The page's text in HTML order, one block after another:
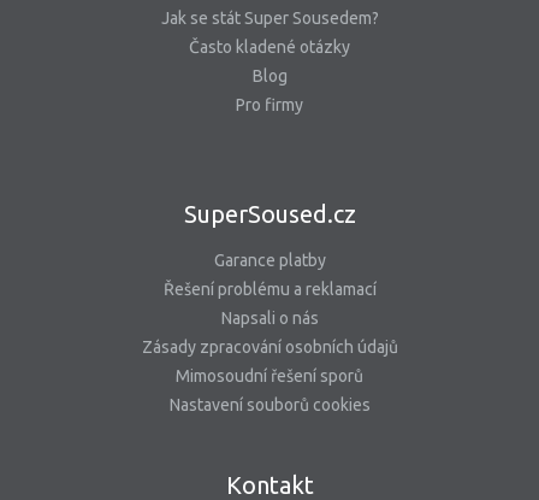
Jak se stát Super Sousedem?
Často kladené otázky
Blog
Pro firmy
SuperSoused.cz
Garance platby
Řešení problému a reklamací
Napsali o nás
Zásady zpracování osobních údajů
Mimosoudní řešení sporů
Nastavení souborů cookies
Kontakt